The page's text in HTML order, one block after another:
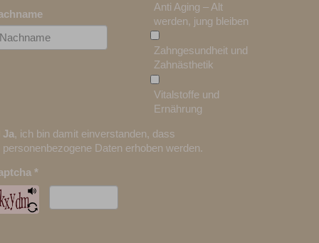
Anti Aging – Alt
werden, jung bleiben
Zahngesundheit und
Zahnästhetik
Vitalstoffe und
Ernährung
Ja, ich bin damit einverstanden, dass
personenbezogene Daten erhoben werden.
*